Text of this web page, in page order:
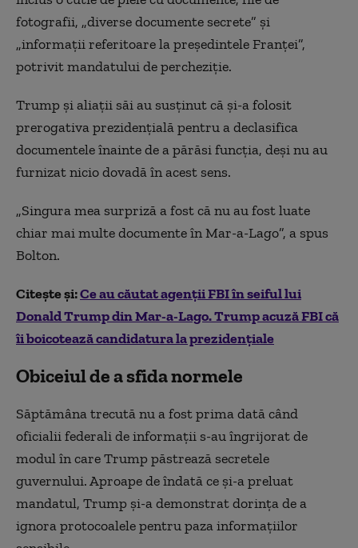
fotografii, „diverse documente secrete” și
„informații referitoare la președintele Franței”,
potrivit mandatului de percheziție.
Trump și aliații săi au susținut că și-a folosit
prerogativa prezidențială pentru a declasifica
documentele înainte de a părăsi funcția, deși nu au
furnizat nicio dovadă în acest sens.
„Singura mea surpriză a fost că nu au fost luate
chiar mai multe documente în Mar-a-Lago”, a spus
Bolton.
Citește și:Ce au căutat agenții FBI în seiful lui
Donald Trump din Mar-a-Lago. Trump acuză FBI că
îi boicotează candidatura la prezidențiale
Obiceiul de a sfida normele
Săptămâna trecută nu a fost prima dată când
oficialii federali de informații s-au îngrijorat de
modul în care Trump păstrează secretele
guvernului. Aproape de îndată ce și-a preluat
mandatul, Trump și-a demonstrat dorința de a
ignora protocoalele pentru paza informațiilor